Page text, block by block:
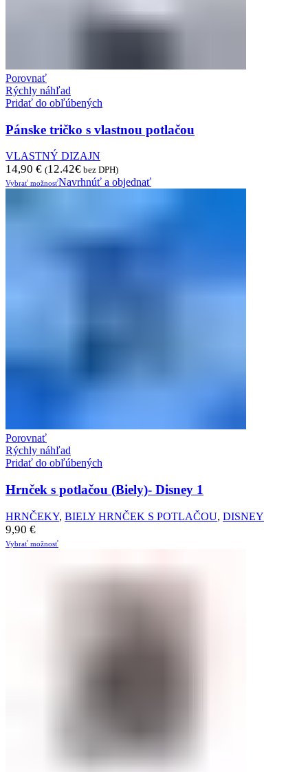
Porovnať
Rýchly náhľad
Pridať do obľúbených
Pánske tričko s vlastnou potlačou
VLASTNÝ DIZAJN
14,90 € (12.42€ bez DPH)
Vybrať možnosťNavrhnúť a objednať
Porovnať
Rýchly náhľad
Pridať do obľúbených
Hrnček s potlačou (Biely)- Disney 1
HRNČEKY, BIELY HRNČEK S POTLAČOU, DISNEY
9,90 €
Vybrať možnosť